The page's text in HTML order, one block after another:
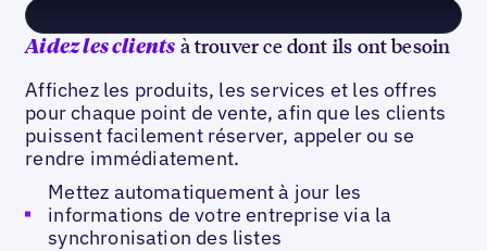
Aidez les clients à trouver ce dont ils ont besoin
Affichez les produits, les services et les offres
pour chaque point de vente, afin que les clients
puissent facilement réserver, appeler ou se
rendre immédiatement.
Mettez automatiquement à jour les
informations de votre entreprise via la
synchronisation des listes